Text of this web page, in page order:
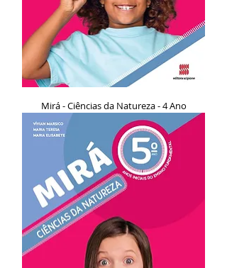
Mirá - Ciências da Natureza - 4 Ano